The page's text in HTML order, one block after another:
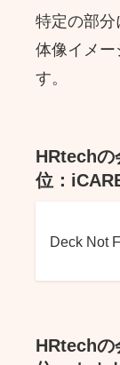
特定の部
体像イメー
す。
HRtechの
位：
Deck Not
HRtechの